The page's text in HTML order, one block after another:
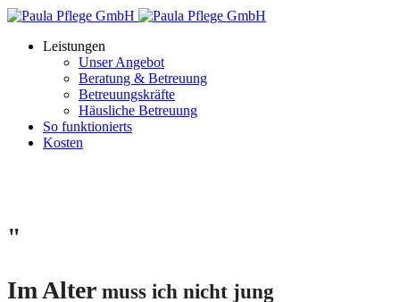
Leistungen
Unser Angebot
Beratung & Betreuung
Betreuungskräfte
Häusliche Betreuung
So funktionierts
Kosten
"
Im Alter muss ich nicht jung